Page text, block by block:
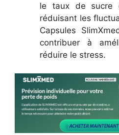
le taux de sucre
réduisant les
Capsules
contribuer à
réduire le stress.